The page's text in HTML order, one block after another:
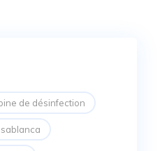
de désinfection